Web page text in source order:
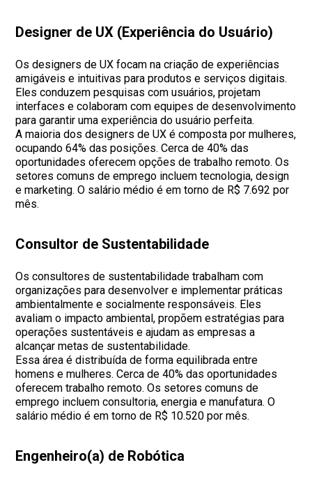
Designer de UX (Experiência do Usuário)
Os designers de UX focam na criação de experiências
amigáveis e intuitivas para produtos e serviços digitais.
Eles conduzem pesquisas com usuários, projetam
interfaces e colaboram com equipes de desenvolvimento
para garantir uma experiência do usuário perfeita.
A maioria dos designers de UX é composta por mulheres,
ocupando 64% das posições. Cerca de 40% das
oportunidades oferecem opções de trabalho remoto. Os
setores comuns de emprego incluem tecnologia, design
e marketing. O salário médio é em torno de R$ 7.692 por
mês.
Consultor de Sustentabilidade
Os consultores de sustentabilidade trabalham com
organizações para desenvolver e implementar práticas
ambientalmente e socialmente responsáveis. Eles
avaliam o impacto ambiental, propõem estratégias para
operações sustentáveis e ajudam as empresas a
alcançar metas de sustentabilidade.
Essa área é distribuída de forma equilibrada entre
homens e mulheres. Cerca de 40% das oportunidades
oferecem trabalho remoto. Os setores comuns de
emprego incluem consultoria, energia e manufatura. O
salário médio é em torno de R$ 10.520 por mês.
Engenheiro(a) de Robótica